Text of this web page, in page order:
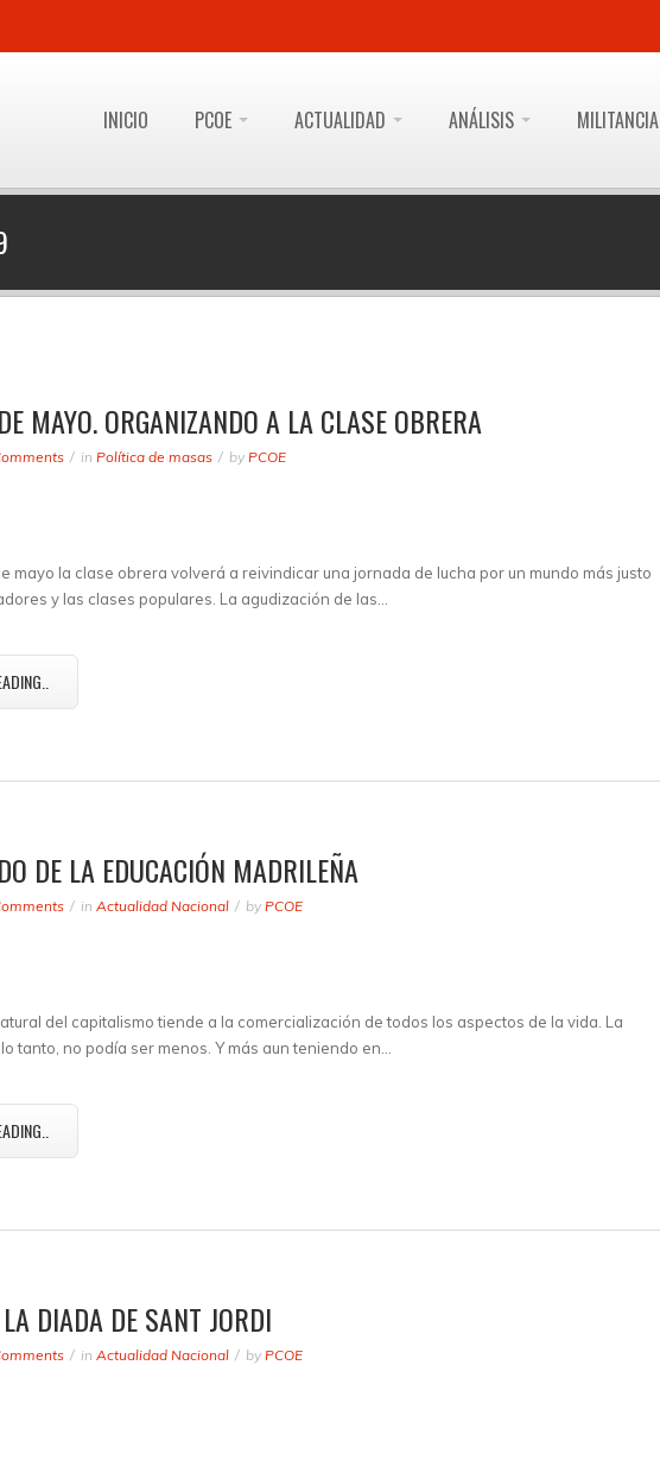
INICIO PCOE ACTUALIDAD ANÁLISIS MILITANCIA
MAYO. ORGANIZANDO A LA CLASE OBRERA
in Política de masas by PCOE
mayo la clase obrera volverá a reivindicar una jornada de lucha por un mundo más justo
y las clases populares. La agudización de las…
DE LA EDUCACIÓN MADRILEÑA
in Actualidad Nacional by PCOE
del capitalismo tiende a la comercialización de todos los aspectos de la vida. La
tanto, no podía ser menos. Y más aun teniendo en…
LA DIADA DE SANT JORDI
in Actualidad Nacional by PCOE